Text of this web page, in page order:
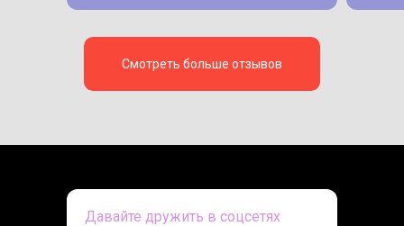
Смотреть больше отзывов
Давайте дружить в соцсетях